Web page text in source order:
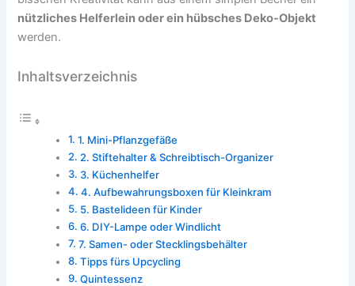
nützliches Helferlein oder ein hübsches Deko-Objekt
werden.
Inhaltsverzeichnis
1. Mini-Pflanzgefäße
2. Stiftehalter & Schreibtisch-Organizer
3. Küchenhelfer
4. Aufbewahrungsboxen für Kleinkram
5. Bastelideen für Kinder
6. DIY-Lampe oder Windlicht
7. Samen- oder Stecklingsbehälter
Tipps fürs Upcycling
Quintessenz